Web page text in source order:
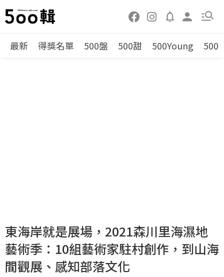
最新 得獎名單 500盤 500甜 500Young 500
東海岸就是展場，2021森川里海濕地
藝術季：10組藝術家駐村創作，到山海
間觀展、感知部落文化